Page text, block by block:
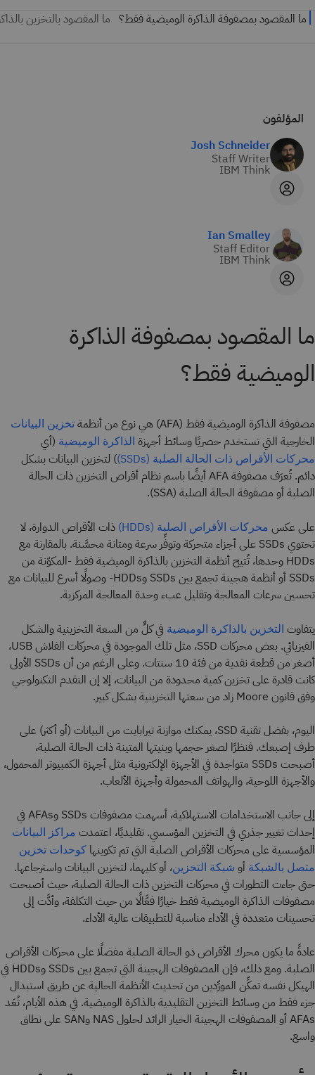
المؤلفون
Josh Schneider
Staff Writer
IBM Think
Ian Smalley
Staff Editor
IBM Think
ما المقصود بمصفوفة الذاكرة
الوميضية فقط؟
مصفوفة الذاكرة الوميضية فقط (AFA) هي نوع من أنظمة تخزين البيانات
الخارجية التي تستخدم حصريًا وسائط أجهزة الذاكرة الوميضية (أي
محركات الأقراص ذات الحالة الصلبة (SSDs)
) لتخزين البيانات بشكل
دائم. تُعرَف مصفوفة AFA أيضًا باسم نظام أقراص التخزين ذات الحالة
الصلبة أو مصفوفة الحالة الصلبة (SSA).
على عكس محركات الأقراص الصلبة (HDDs)
ذات الأقراص الدوارة، لا
تحتوي SSDs على أجزاء متحركة وتوفِّر سرعة ومتانة محسَّنة. بالمقارنة مع
HDDs وحدها، تُتيح أنظمة التخزين بالذاكرة الوميضية فقط -المكوّنة من
SSDs أو أنظمة هجينة تجمع بين SSDs وHDDs- وصولًا أسرع للبيانات مع
تحسين سرعات المعالجة وتقليل عبء وحدة المعالجة المركزية.
يتفاوت التخزين بالذاكرة الوميضية في كلٍّ من السعة التخزينية والشكل
الفيزيائي. بعض محركات SSD، مثل تلك الموجودة في محركات الفلاش USB،
أصغر من قطعة نقدية من فئة 10 سنتات. وعلى الرغم من أن SSDs الأولى
كانت قادرة على تخزين كمية محدودة من البيانات، إلا إن التقدم التكنولوجي
وفق قانون Moore زاد من سعتها التخزينية بشكل كبير.
اليوم، بفضل تقنية SSD، يمكنك موازنة تيرابايت من البيانات (أو أكثر) على
طرف إصبعك. فنظرًا لصغر حجمها وبنيتها المتينة ذات الحالة الصلبة،
أصبحت SSDs متواجدة في الأجهزة الإلكترونية مثل أجهزة الكمبيوتر المحمول،
والأجهزة اللوحية، والهواتف المحمولة وأجهزة الألعاب.
إلى جانب الاستخدامات الاستهلاكية، أسهمت مصفوفات SSDs وAFAs في
إحداث تغيير جذري في التخزين المؤسسي. تقليديًا، اعتمدت مراكز البيانات
المؤسسية على محركات الأقراص الصلبة التي تم تكوينها كوحدات تخزين
متصل بالشبكة أو شبكة التخزين، أو كليهما، لتخزين البيانات واسترجاعها.
حتى جاءت التطورات في محركات التخزين ذات الحالة الصلبة، حيث أصبحت
مصفوفات الذاكرة الوميضية فقط خيارًا فعَّالًا من حيث التكلفة، وأدَّت إلى
تحسينات متعددة في الأداء مناسبة للتطبيقات عالية الأداء.
عادةً ما يكون محرك الأقراص ذو الحالة الصلبة مفضلًا على محركات الأقراص
الصلبة. ومع ذلك، فإن المصفوفات الهجينة التي تجمع بين SSDs وHDDs في
الهيكل نفسه تمكِّن المورِّدين من تحديث الأنظمة الحالية عن طريق استبدال
جزء فقط من وسائط التخزين التقليدية بالذاكرة الوميضية. في هذه الأيام، تُعَد
AFAs أو المصفوفات الهجينة الخيار الرائد لحلول NAS وSAN على نطاق
واسع.